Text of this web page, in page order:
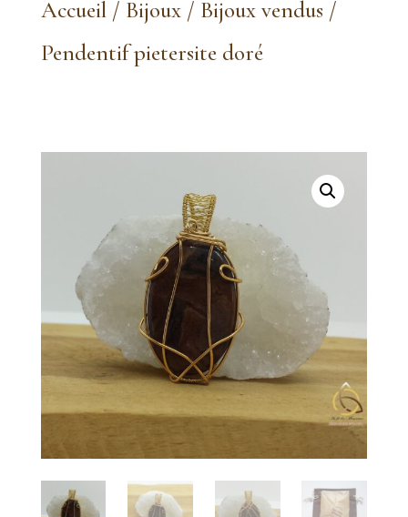
Accueil/ Bijoux/ Bijoux vendus /
Pendentif pietersite doré